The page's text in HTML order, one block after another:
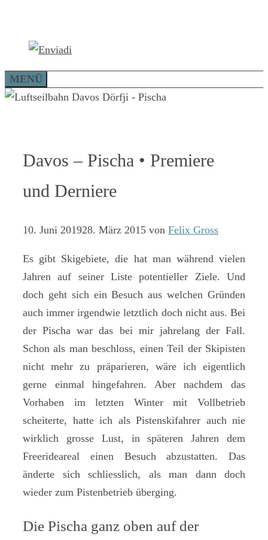
springen
MENÜ
Davos – Pischa • Premiere
und Derniere
10. Juni 201928. März 2015 von Felix Gross
Es gibt Skigebiete, die hat man während vielen
Jahren auf seiner Liste potentieller Ziele. Und
doch geht sich ein Besuch aus welchen Gründen
auch immer irgendwie letztlich doch nicht aus. Bei
der Pischa war das bei mir jahrelang der Fall.
Schon als man beschloss, einen Teil der Skipisten
nicht mehr zu präparieren, wäre ich eigentlich
gerne einmal hingefahren. Aber nachdem das
Vorhaben im letzten Winter mit Vollbetrieb
scheiterte, hatte ich als Pistenskifahrer auch nie
wirklich grosse Lust, in späteren Jahren dem
Freerideareal einen Besuch abzustatten. Das
änderte sich schliesslich, als man dann doch
wieder zum Pistenbetrieb überging.
Die Pischa ganz oben auf der